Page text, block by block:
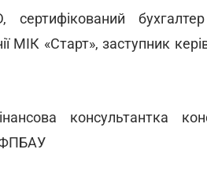
сертифікований
МІК «Старт», заступник
консультантка
ФПБАУ